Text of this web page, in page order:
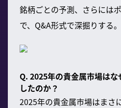
銘柄ごとの予測、さらには
で、Q&A形式で深掘りする。
Q. 2025年の貴金属市場は
したのか？
2025年の貴金属市場はまさ